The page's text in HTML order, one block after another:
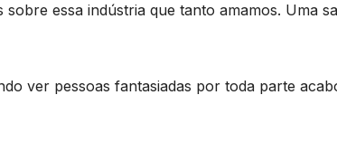
essa indústria que tanto amamos. Uma
ver pessoas fantasiadas por toda parte